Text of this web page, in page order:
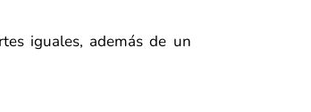
iguales, además de un